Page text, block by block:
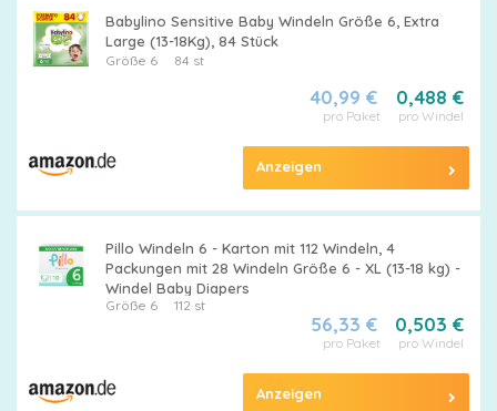
Babylino Sensitive Baby Windeln Größe 6, Extra
Large (13-18Kg), 84 Stück
Größe 684 st
0,488 €
pro Windel
40,99 €
pro Paket
Anzeigen
Pillo Windeln 6 - Karton mit 112 Windeln, 4
Packungen mit 28 Windeln Größe 6 - XL (13-18 kg) -
Windel Baby Diapers
Größe 6112 st
0,503 €
pro Windel
56,33 €
pro Paket
Anzeigen